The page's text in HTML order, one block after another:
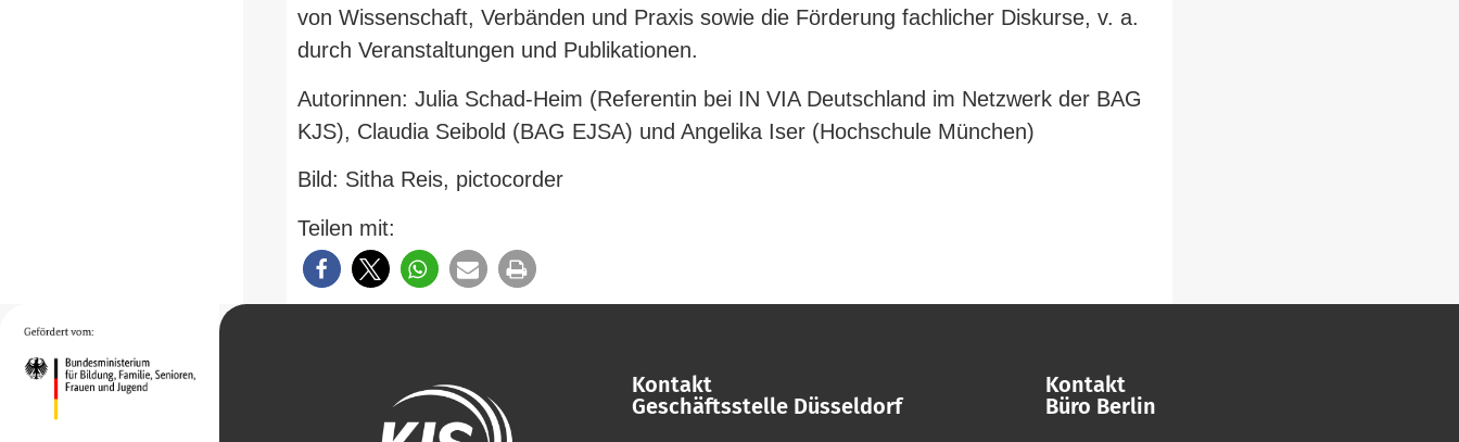
von Wis­sen­schaft, Ver­bänden und Praxis sowie die För­derung fach­licher Dis­kurse, v. a.
durch Ver­an­stal­tungen und Publikationen.
Autorinnen: Julia Schad-​Heim (Refe­rentin bei IN VIA Deutschland im Netzwerk der BAG
KJS), Claudia Seibold (BAG EJSA) und Angelika Iser (Hoch­schule München)
Bild: Sitha Reis, pictocorder
Teilen mit:
Kontakt
Geschäftsstelle Düsseldorf
Kontakt
Büro Berlin